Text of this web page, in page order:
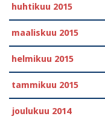
huhtikuu 2015
maaliskuu 2015
helmikuu 2015
tammikuu 2015
joulukuu 2014